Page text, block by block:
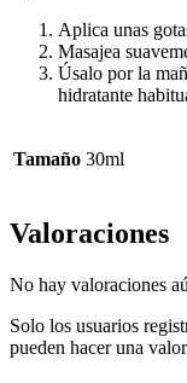
Aplica unas
Masajea
Úsalo por la
hidratante
Tamaño 30ml
Valoraciones
No hay valoraciones
Solo los usuarios
pueden hacer una